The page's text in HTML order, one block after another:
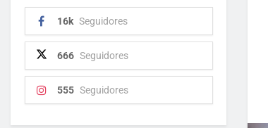
16k Seguidores
666 Seguidores
555 Seguidores